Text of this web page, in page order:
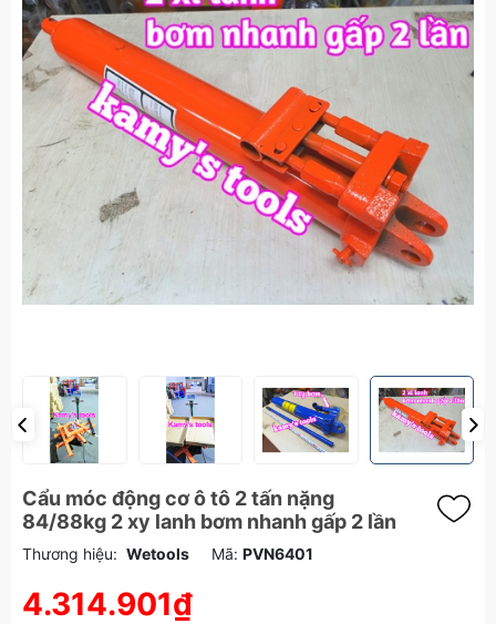
Cẩu móc động cơ ô tô 2 tấn nặng
84/88kg 2 xy lanh bơm nhanh gấp 2 lần
Thương hiệu: Wetools Mã: PVN6401
4.314.901₫